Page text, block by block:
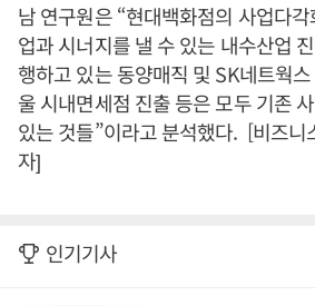
남 연구원은 “현대백화점의 사업다
업과 시너지를 낼 수 있는 내수산업
행하고 있는 동양매직 및 SK네트웍
울 시내면세점 진출 등은 모두 기존
있는 것들”이라고 분석했다. [비즈니
자]
인기기사